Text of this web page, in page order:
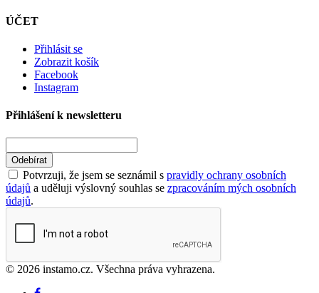
ÚČET
Přihlásit se
Zobrazit košík
Facebook
Instagram
Přihlášení k newsletteru
Odebírat
Potvrzuji, že jsem se seznámil s pravidly ochrany osobních
údajů a uděluji výslovný souhlas se zpracováním mých osobních
údajů.
© 2026 instamo.cz. Všechna práva vyhrazena.